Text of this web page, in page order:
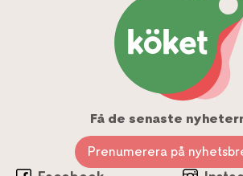
Få de senaste
Prenumerera på